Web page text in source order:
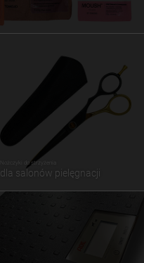
Nożczyki do strzyżenia
dla salonów pielęgnacji